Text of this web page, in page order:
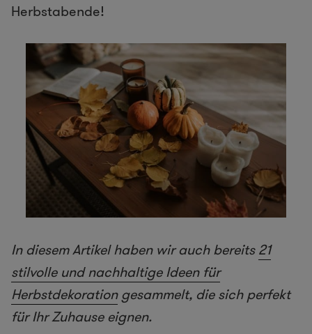
Herbstabende!
In diesem Artikel haben wir auch bereits21
stilvolle und nachhaltige Ideen für
Herbstdekorationgesammelt, die sich perfekt
für Ihr Zuhause eignen.